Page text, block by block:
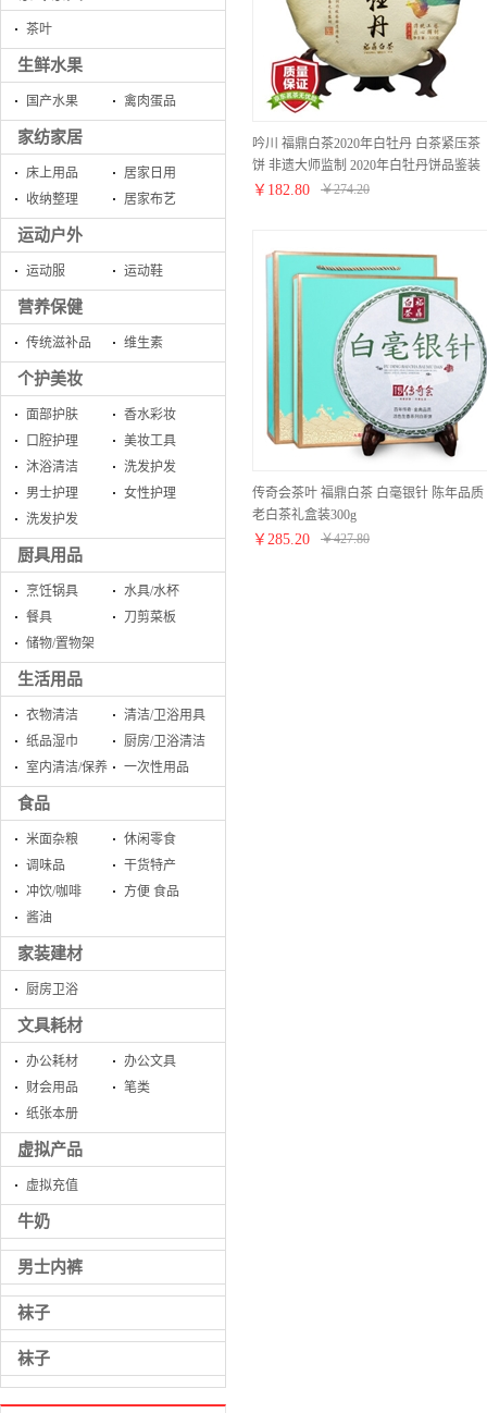
茶叶
生鲜水果
国产水果 禽肉蛋品
家纺家居
床上用品
居家日用
收纳整理
居家布艺
运动户外
运动服 运动鞋
营养保健
传统滋补品 维生素
个护美妆
面部护肤
香水彩妆
口腔护理
美妆工具
沐浴清洁
洗发护发
男士护理
女性护理
洗发护发
厨具用品
烹饪锅具
水具/水杯
餐具
刀剪菜板
储物/置物架
生活用品
衣物清洁
清洁/卫浴用具
纸品湿巾
厨房/卫浴清洁
室内清洁/保养
一次性用品
食品
米面杂粮
休闲零食
调味品
干货特产
冲饮/咖啡
方便 食品
酱油
家装建材
厨房卫浴
文具耗材
办公耗材
办公文具
财会用品
笔类
纸张本册
虚拟产品
虚拟充值
牛奶
男士内裤
袜子
袜子
吟川 福鼎白茶2020年白牡丹 白茶紧压茶
饼 非遗大师监制 2020年白牡丹饼品鉴装
300g
￥ 182.80 ￥274.20
传奇会茶叶 福鼎白茶 白毫银针 陈年品质
老白茶礼盒装300g
￥ 285.20 ￥427.80